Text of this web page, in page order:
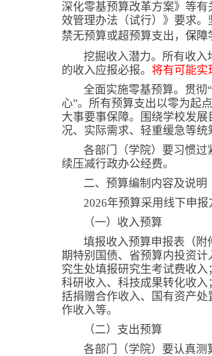
深化零基预算改革方案》等
效管理办法（试行）》要求
禁无预算或超预算支出，保障
挖掘收入潜力。所有收
的收入应报必报。 将有可能实
全面实施零基预算。贯彻
心”。所有预算支出以零为起
大事要事保障。围绕学校发
况、实际需求、轻重缓急等统
各部门（学院）要习惯过
续压减行政办公经费。
二、预算编制内容及说明
2026年预算采用线下申报
（一）收入预算
填报收入预算申报表 （附
期特别国债、省预算内投资
究生处填报研究生考试费收
科研收入、科技成果转化收
括捐赠合作收入、国有资产
作收入等。
（二）支出预算
各部门（学院）要认真测